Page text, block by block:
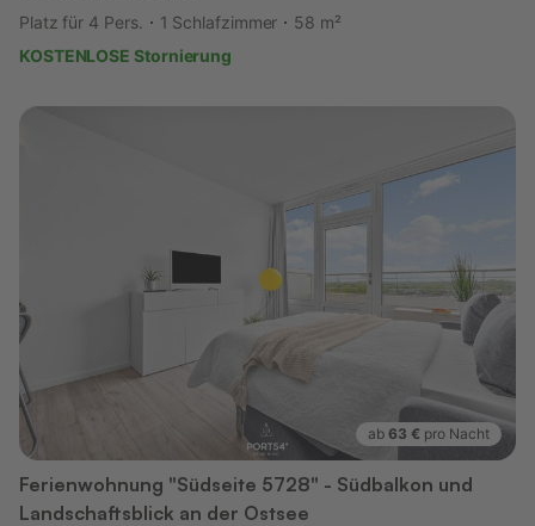
Platz für 4 Pers.
1 Schlafzimmer
58 m²
KOSTENLOSE Stornierung
ab 63 € pro Nacht
Ferienwohnung "Südseite 5728" - Südbalkon und
Landschaftsblick an der Ostsee